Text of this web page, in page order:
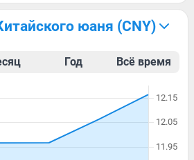
китайского юаня (CNY)
Год Всё время